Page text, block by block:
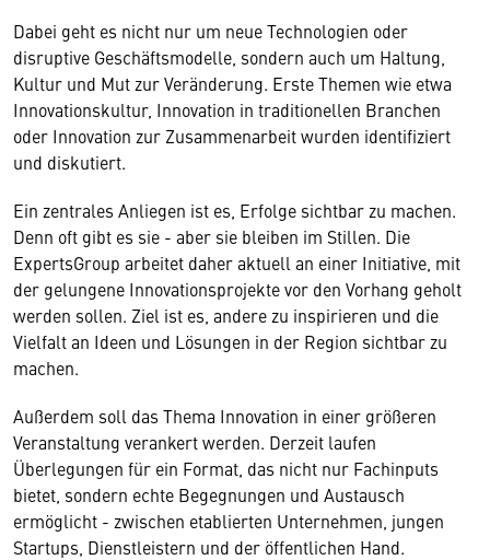
Dabei geht es nicht nur um neue Technologien oder
disruptive Geschäftsmodelle, sondern auch um Haltung,
Kultur und Mut zur Veränderung. Erste Themen wie etwa
Innovationskultur, Innovation in traditionellen Branchen
oder Innovation zur Zusammenarbeit wurden identifiziert
und diskutiert.
Ein zentrales Anliegen ist es, Erfolge sichtbar zu machen.
Denn oft gibt es sie - aber sie bleiben im Stillen. Die
ExpertsGroup arbeitet daher aktuell an einer Initiative, mit
der gelungene Innovationsprojekte vor den Vorhang geholt
werden sollen. Ziel ist es, andere zu inspirieren und die
Vielfalt an Ideen und Lösungen in der Region sichtbar zu
machen.
Außerdem soll das Thema Innovation in einer größeren
Veranstaltung verankert werden. Derzeit laufen
Überlegungen für ein Format, das nicht nur Fachinputs
bietet, sondern echte Begegnungen und Austausch
ermöglicht - zwischen etablierten Unternehmen, jungen
Startups, Dienstleistern und der öffentlichen Hand.